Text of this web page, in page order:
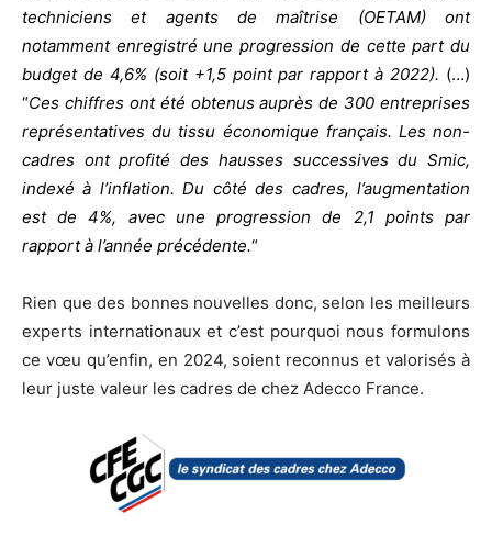
techniciens et agents de maîtrise (OETAM) ont
notamment enregistré une progression de cette part du
budget de 4,6% (soit +1,5 point par rapport à 2022). (…)
“Ces chiffres ont été obtenus auprès de 300 entreprises
représentatives du tissu économique français. Les non-
cadres ont profité des hausses successives du Smic,
indexé à l’inflation. Du côté des cadres, l’augmentation
est de 4%, avec une progression de 2,1 points par
rapport à l’année précédente.“
Rien que des bonnes nouvelles donc, selon les meilleurs
experts internationaux et c’est pourquoi nous formulons
ce vœu qu’enfin, en 2024, soient reconnus et valorisés à
leur juste valeur les cadres de chez Adecco France.